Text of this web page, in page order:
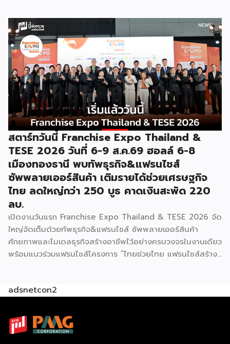
2026 ให้แก่ผู้ประกอบธุรกิจแฟรนไชส์ที่อยู่ในการส่งเสริมสนับสนุน
ของกรมฯ นายพูนพงษ์ นัยนาภากรณ์ อธิบดีกรมพัฒนาธุรกิจ
การค้า กระทรวงพาณิชย์ เปิดเผยภายหลังเป็นประธานเปิดงาน
“งานแฟรนไชส์ เอ็กซ์โป ไทยแลนด์ บาย สมาร์ท เอสเอ็มอี เอ็กซ์
โป (Franchise Expo Thailand by Smart SME Expo)” ซึ่ง
เป็นงานแสดงธุรกิจแฟรนไชส์ชั้นนำที่จัดขึ้นโดย บริษัท พีเอ็มจี
คอร์ปอเรชัน จำกัด เพื่อยกระดับศักยภาพของผู้ประกอบการและ
เจ้าของธุรกิจที่ต้องการขยายกิจการผ่านระบบแฟรนไชส์ […]
สตาร์ทวันนี้ Franchise Expo Thailand &
TESE 2026 วันที่ 6-9 ส.ค.69 ฮอลล์ 6-8
เมืองทองธานี พบทัพธุรกิจ&แฟรนไชส์
ซัพพลายเออร์สินค้า เติมรายได้ช่วยเศรษฐกิจ
ไทย ลดใหญ่กว่า 250 บูธ คาดเงินสะพัด 220
ลบ.
เปิดงานวันแรก Franchise Expo Thailand & TESE 2026 จัด
ใหญ่จัดเต็มด้วยทัพธุรกิจ&แฟรนไชส์ ซัพพลายเออร์สินค้า
ศักยภาพและโมเดลธุรกิจสร้างอาชีพไว้อย่างครบวงจรในงานเดียว
พร้อมแนวร่วมแฟรนไชส์โครงการ “ไทยช่วยไทย แฟรนไชส์สร้าง
เลือกสร้างรายได้เพิ่มและพยุงเศรษฐกิจไทยให้ฟื้นตัว เสิร์ฟครบ
ความรู้โดยผู้ทรงคุณวุฒิคับคั่ง และกิจกรรมเจรจาจับคู่ธุรกิจทั้งใน
และต่างประเทศ งานจัดต่อเนื่องระหว่างวันที่ 6-9 สิงหาคมนี้ ที่
adsnetcon2